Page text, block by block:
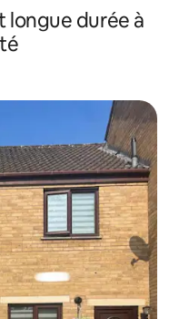
longue durée à
appréciés